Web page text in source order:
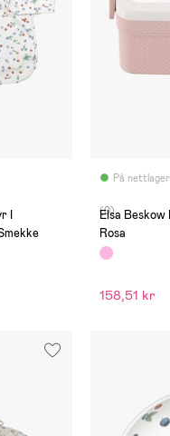
I
Smekke
På nettlager
(0)
Elsa
Rosa
158,51 kr